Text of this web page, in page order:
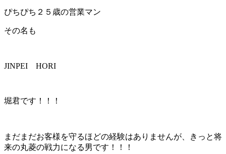
ぴちぴち２５歳の営業マン
その名も
JINPEI HORI
堀君です！！！
まだまだお客様を守るほどの経験はありませんが、きっと将
来の丸菱の戦力になる男です！！！